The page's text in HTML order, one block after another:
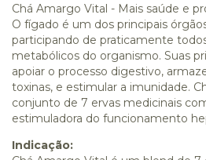
Chá Amargo Vital - Mais saúde e
O fígado é um dos principais
participando de praticamente
metabólicos do organismo. Suas
apoiar o processo digestivo,
toxinas, e estimular a imunidade.
conjunto de 7 ervas medicinais
estimuladora do funcionamento
Indicação: